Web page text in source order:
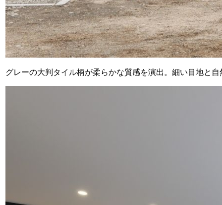
グレーの大判タイル柄が柔らかな質感を演出。細い目地と